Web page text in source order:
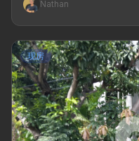
Nathan
现房